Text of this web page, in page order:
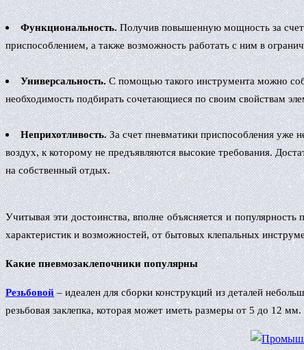
Функциональность.Получив повышенную мощность за счет
приспособлением, а также возможность работать с ним в
Универсальность.С помощью такого инструмента можно
необходимость подбирать сочетающиеся по своим свойствам
Неприхотливость.За счет пневматики приспособления уже
воздух, к которому не предъявляются высокие требования.
на собственный отдых.
Учитывая эти достоинства, вполне объясняется и
характеристик и возможностей, от бытовых клепальных
Какие пневмозаклепочники популярны
Резьбовой– идеален для сборки конструкций из деталей
резьбовая заклепка, которая может иметь размеры от 5 до 12 мм.